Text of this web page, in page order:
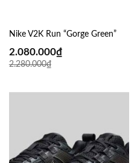
Nike V2K Run “Gorge Green”
2.280.000₫
2.080.000₫